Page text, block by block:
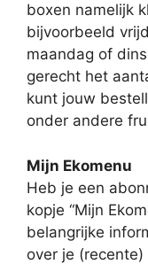
boxen namelijk
bijvoorbeeld
maandag of
gerecht het
kunt jouw
onder andere
Mijn Ekomenu
Heb je een
kopje “Mijn
belangrijke
over je